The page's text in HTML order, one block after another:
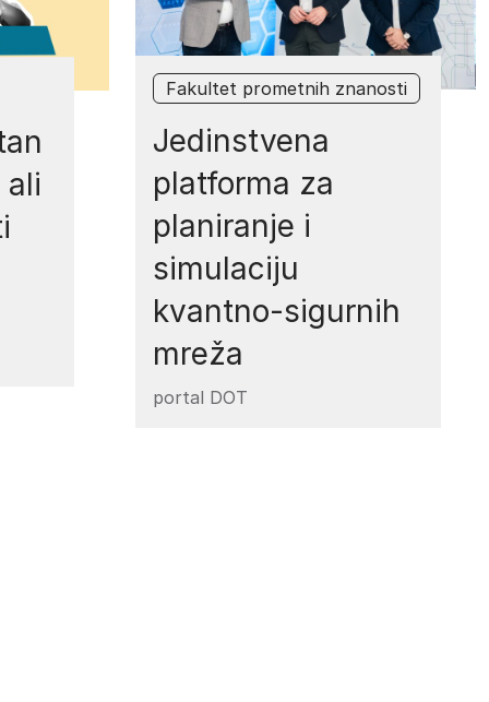
Fakultet prometnih znanosti
Jedinstvena
platforma za
planiranje i
simulaciju
kvantno-sigurnih
mreža
portal DOT